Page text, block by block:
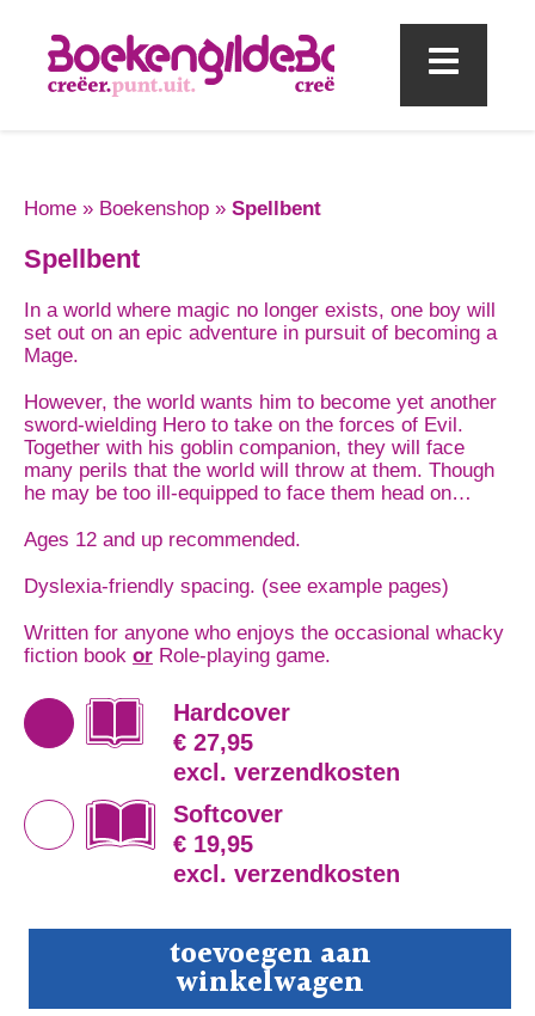
Home » Boekenshop » Spellbent
Spellbent
In a world where magic no longer exists, one boy will
set out on an epic adventure in pursuit of becoming a
Mage.
However, the world wants him to become yet another
sword-wielding Hero to take on the forces of Evil.
Together with his goblin companion, they will face
many perils that the world will throw at them. Though
he may be too ill-equipped to face them head on…
Ages 12 and up recommended.
Dyslexia-friendly spacing. (see example pages)
Written for anyone who enjoys the occasional whacky
fiction book or Role-playing game.
Hardcover
€ 27,95
excl. verzendkosten
Softcover
€ 19,95
excl. verzendkosten
toevoegen aan
winkelwagen